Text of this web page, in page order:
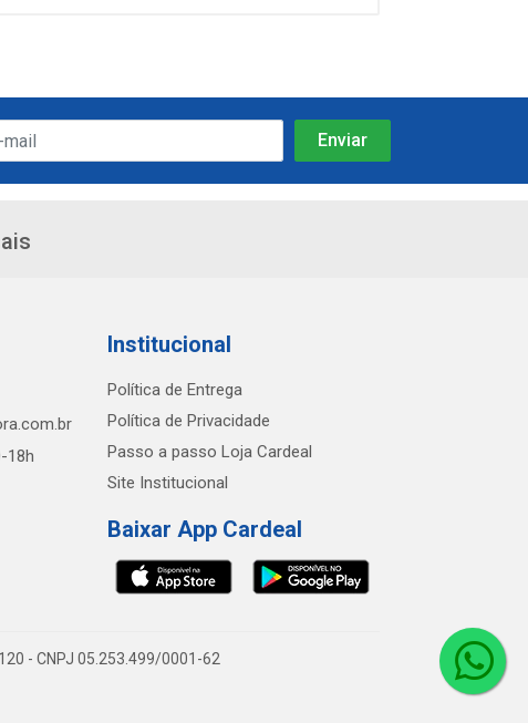
18h
Institucional
Política de Entrega
Política de Privacidade
Passo a passo Loja Cardeal
Site Institucional
Baixar App Cardeal
- CNPJ 05.253.499/0001-62